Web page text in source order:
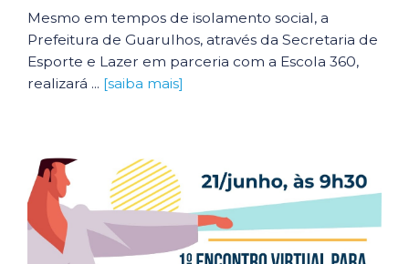
Mesmo em tempos de isolamento social, a
Prefeitura de Guarulhos, através da Secretaria de
Esporte e Lazer em parceria com a Escola 360,
realizará ... [saiba mais]